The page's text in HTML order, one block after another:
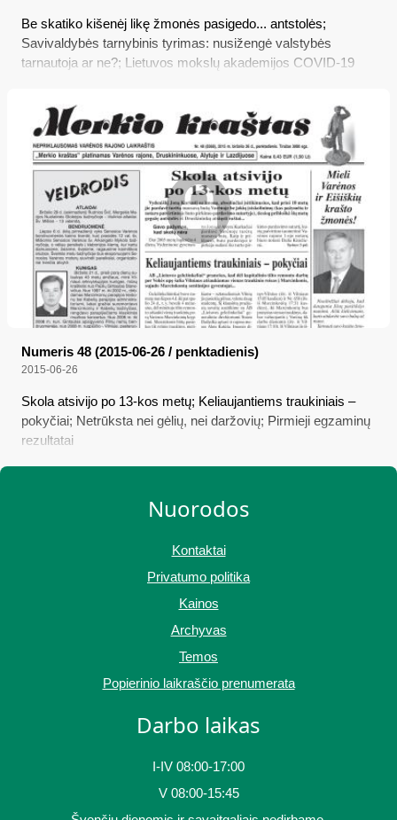
Be skatiko kišenėj likę žmonės pasigedo... antstolės;
Savivaldybės tarnybinis tyrimas: nusižengė valstybės
tarnautoja ar ne?; Lietuvos mokslų akademijos COVID-19
lygias mokymosi galimybes
Numeris 48 (2015-06-26 / penktadienis)
2015-06-26
Skola atsivijo po 13-kos metų; Keliaujantiems traukiniais –
pokyčiai; Netrūksta nei gėlių, nei daržovių; Pirmieji egzaminų
rezultatai
Nuorodos
Kontaktai
Privatumo politika
Kainos
Archyvas
Temos
Popierinio laikraščio prenumerata
Darbo laikas
I-IV 08:00-17:00
V 08:00-15:45